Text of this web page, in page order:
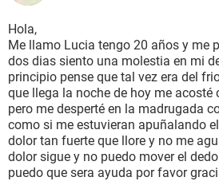
BIENESTAR
SEXUALIDAD
GLOSARIO
Hola,
Me llamo Lucia tengo 20 años y me
dos dias siento una molestia en mi
principio pense que tal vez era del
que llega la noche de hoy me acosté
pero me desperté en la madrugada
como si me estuvieran apuñalando
dolor tan fuerte que llore y no me
dolor sigue y no puedo mover el
puedo que sera ayuda por favor